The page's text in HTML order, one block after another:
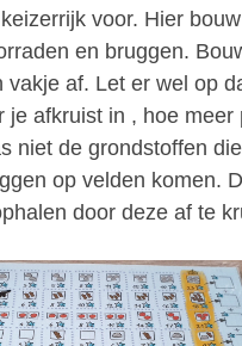
voor. Hier
en bruggen.
af. Let er wel op
afkruist in , hoe
niet de grondstoffen
op velden komen.
door deze af te